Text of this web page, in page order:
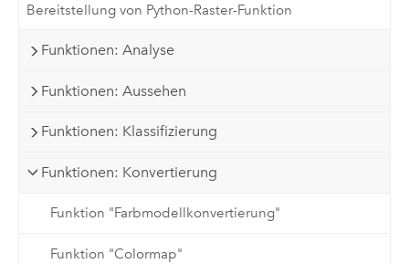
Bereitstellung von Python-Raster-Funktion
Funktionen: Analyse
Funktionen: Aussehen
Funktionen: Klassifizierung
Funktionen: Konvertierung
Funktion "Farbmodellkonvertierung"
Funktion "Colormap"